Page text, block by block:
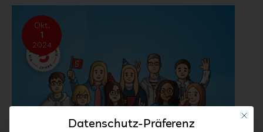
Okt.
1
2024
QiK
Online-
Akademie
feiert
Geburtstag!
Mit
Datenschutz-Präferenz